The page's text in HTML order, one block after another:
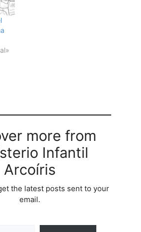
more from
Infantil
Arcoíris
the latest posts sent to your
email.